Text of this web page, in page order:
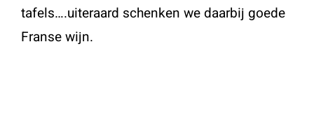
tafels….uiteraard schenken we daarbij goede
Franse wijn.